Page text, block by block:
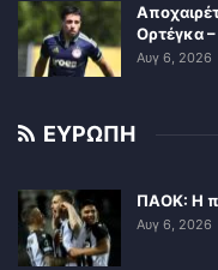
Ορτέγκα
Αυγ 6, 2026
ΕΥΡΩΠΗ
ΠΑΟΚ: Η
Αυγ 6, 2026